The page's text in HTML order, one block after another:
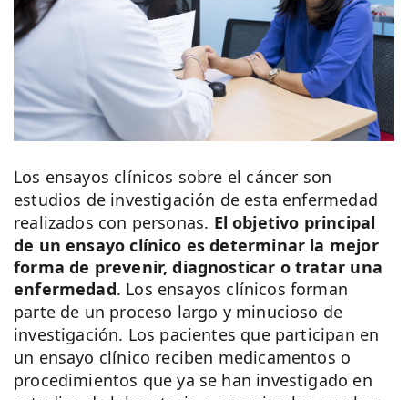
Los ensayos clínicos sobre el cáncer son
estudios de investigación de esta enfermedad
realizados con personas. El objetivo principal
de un ensayo clínico es determinar la mejor
forma de prevenir, diagnosticar o tratar una
enfermedad. Los ensayos clínicos forman
parte de un proceso largo y minucioso de
investigación. Los pacientes que participan en
un ensayo clínico reciben medicamentos o
procedimientos que ya se han investigado en